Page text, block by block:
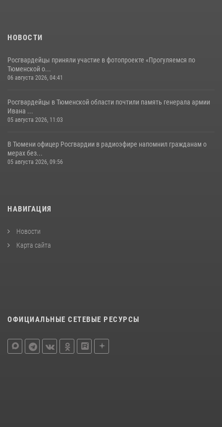
НОВОСТИ
Росгвардейцы приняли участие в фотопроекте «Прогуляемся по
Тюменской о...
06 августа 2026, 04:41
Росгвардейцы в Тюменской области почтили память генерала армии
Ивана ...
05 августа 2026, 11:03
В Тюмени офицер Росгвардии в радиоэфире напомнил гражданам о
мерах без...
05 августа 2026, 09:56
НАВИГАЦИЯ
Новости
Карта сайта
ОФИЦИАЛЬНЫЕ СЕТЕВЫЕ РЕСУРСЫ